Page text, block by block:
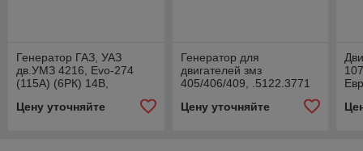
Генератор ГАЗ, УАЗ
дв.УМЗ 4216, Evo-274
(115А) (6РК) 14В,
Цену уточняйте
Генератор для
двигателей змз
405/406/409, .5122.3771
Цену уточняйте